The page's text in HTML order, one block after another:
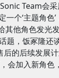
Team会
一个‘主题角色
其他角色发光
题，饭冢隆还
的后续发展
会加入新角色